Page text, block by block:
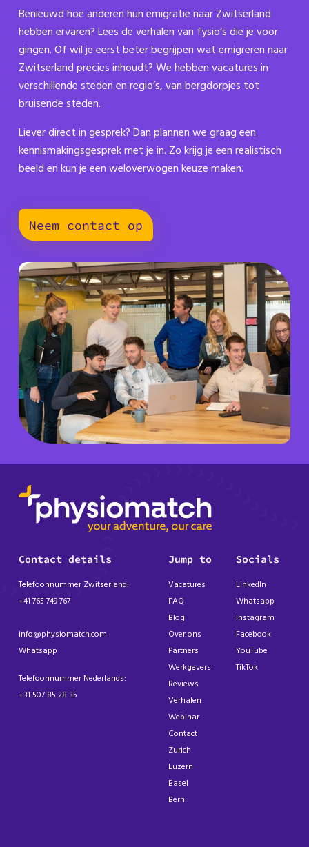
Benieuwd hoe anderen hun emigratie naar Zwitserland
hebben ervaren? Lees de verhalen van fysio’s die je voor
gingen. Of wil je eerst beter begrijpen wat emigreren naar
Zwitserland precies inhoudt? We hebben vacatures in
verschillende steden en regio’s, van bergdorpjes tot
bruisende steden.
Liever direct in gesprek? Dan plannen we graag een
kennismakingsgesprek met je in. Zo krijg je een realistisch
beeld en kun je een weloverwogen keuze maken.
Neem contact op
Contact details
Telefoonnummer Zwitserland:
+41 765 749 767
info@physiomatch.com
Whatsapp
Telefoonnummer Nederlands:
+31 507 85 28 35
Jump to
Vacatures
FAQ
Blog
Over ons
Partners
Werkgevers
Reviews
Verhalen
Webinar
Contact
Zurich
Luzern
Basel
Bern
Socials
LinkedIn
Whatsapp
Instagram
Facebook
YouTube
TikTok